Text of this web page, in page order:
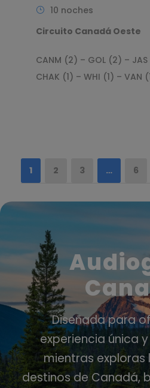
10 noches
Circuito Canadá Oeste
CANM (2) – GOL (2) – JAS
CHAK (1) – WHI (1) – VAN
1 2 3 … 6
Diseñada para
experiencia única
mientras exploras
destinos de Canadá,